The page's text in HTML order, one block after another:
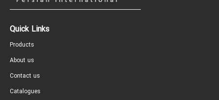
Quick Links
Products
About us
Contact us
Catalogues